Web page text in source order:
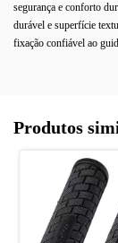
segurança e conforto
durável e superfície
fixação confiável ao
Produtos